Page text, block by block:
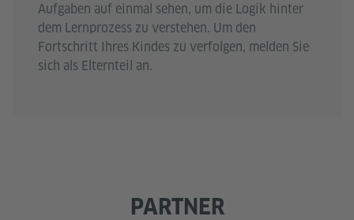
Aufgaben auf einmal sehen, um die Logik hinter
dem Lernprozess zu verstehen. Um den
Fortschritt Ihres Kindes zu verfolgen, melden Sie
sich als Elternteil an.
PARTNER